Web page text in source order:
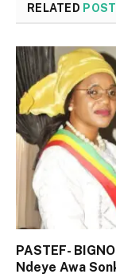
RELATED
PASTEF-
Ndeye Awa